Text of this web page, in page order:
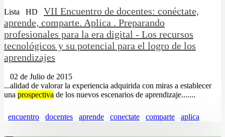
Lista HD
VII Encuentro de docentes: conéctate,
aprende, comparte. Aplica . Preparando
profesionales para la era digital - Los recursos
tecnológicos y su potencial para el logro de los
aprendizajes
02 de Julio de 2015
...alidad de valorar la experiencia adquirida con miras a establecer
una prospectiva de los nuevos escenarios de aprendizaje.......
encuentro docentes aprende conectate comparte aplica